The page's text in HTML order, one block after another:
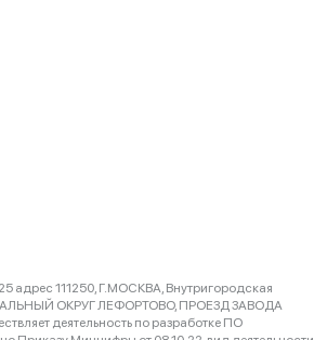
111250, Г.МОСКВА, Внутригородская
ОКРУГ ЛЕФОРТОВО, ПРОЕЗД ЗАВОДА
деятельность по разработке ПО